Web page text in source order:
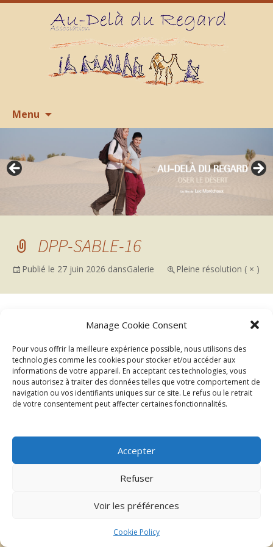
Manage Cookie Consent
Pour vous offrir la meilleure expérience possible, nous utilisons des
technologies comme les cookies pour stocker et/ou accéder aux
informations de votre appareil. En acceptant ces technologies, vous
nous autorisez à traiter des données telles que votre comportement de
navigation ou vos identifiants uniques sur ce site. Le refus ou le retrait
de votre consentement peut affecter certaines fonctionnalités.
Accepter
Refuser
Voir les préférences
Cookie Policy
Menu
contenu
DPP-SABLE-16
Publié le 27 juin 2026 dansGalerie Pleine résolution ( × )
→
| ©2026 Au delà du regard